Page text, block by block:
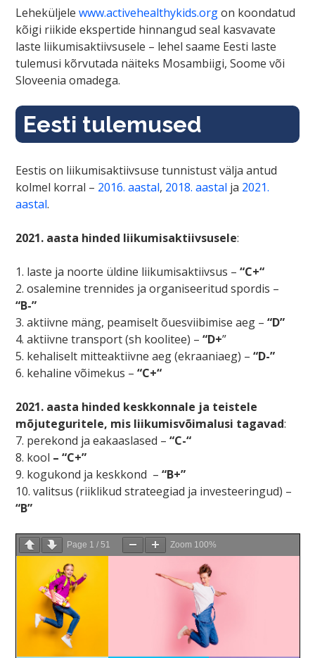
Leheküljelewww.activehealthykids.orgon koondatud
kõigi riikide ekspertide hinnangud seal kasvavate
laste liikumisaktiivsusele – lehel saame Eesti laste
tulemusi kõrvutada näiteks Mosambiigi, Soome või
Sloveenia omadega.
Eesti tulemused
Eestis on liikumisaktiivsuse tunnistust välja antud
kolmel korral – 2016. aastal, 2018. aastal ja 2021.
aastal.
2021. aasta hinded liikumisaktiivsusele:
1. laste ja noorte üldine liikumisaktiivsus –“C+“
2. osalemine trennides ja organiseeritud spordis –
“B-”
3. aktiivne mäng, peamiselt õuesviibimise aeg –“D”
4. aktiivne transport (sh koolitee) –“D+”
5. kehaliselt mitteaktiivne aeg (ekraaniaeg) –“D-”
6. kehaline võimekus –“C+“
2021. aasta hinded keskkonnale ja teistele
mõjuteguritele, mis liikumisvõimalusi tagavad:
7. perekond ja eakaaslased –“C-“
8. kool – “C+”
9. kogukond ja keskkond –“B+”
10. valitsus (riiklikud strateegiad ja investeeringud) –
“B”
Page 1 /51 Zoom 100%